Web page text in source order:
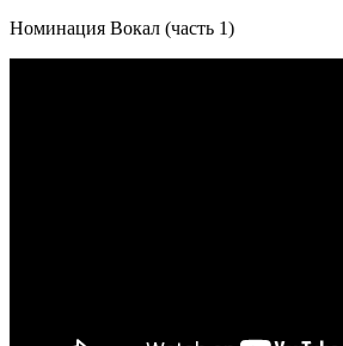
Номинация Вокал (часть 1)